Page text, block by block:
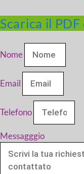
Scarica il
Nome
Email
Telefono
Messagggio